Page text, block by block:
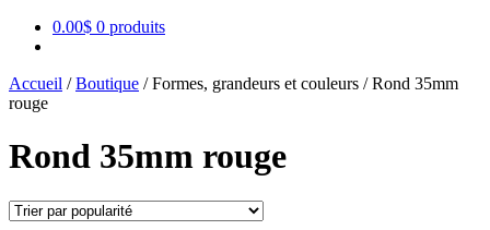
0.00$ 0 produits
Accueil /Boutique /Formes, grandeurs et couleurs /Rond 35mm
rouge
Rond 35mm rouge